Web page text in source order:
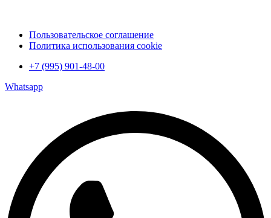
Пользовательское соглашение
Политика использования cookie
+7 (995) 901-48-00
Whatsapp